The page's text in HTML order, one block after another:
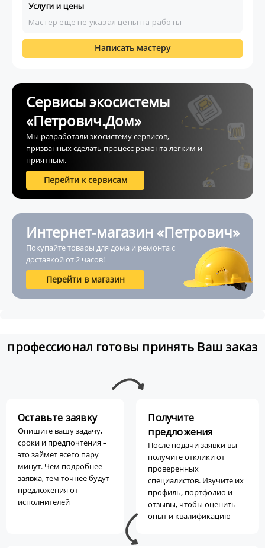
Услуги и цены
Мастер ещё не указал цены на работы
Написать мастеру
Сервисы экосистемы
«Петрович.Дом»
Мы разработали экосистему сервисов,
призванных сделать процесс ремонта легким и
приятным.
Перейти к сервисам
Интернет-магазин «Петрович»
Покупайте товары для дома и ремонта с
доставкой от 2 часов!
Перейти в магазин
профессионал готовы принять Ваш заказ
Оставьте заявку
Опишите вашу задачу,
сроки и предпочтения –
это займет всего пару
минут. Чем подробнее
заявка, тем точнее будут
предложения от
исполнителей
Получите
предложения
После подачи заявки вы
получите отклики от
проверенных
специалистов. Изучите их
профиль, портфолио и
отзывы, чтобы оценить
опыт и квалификацию